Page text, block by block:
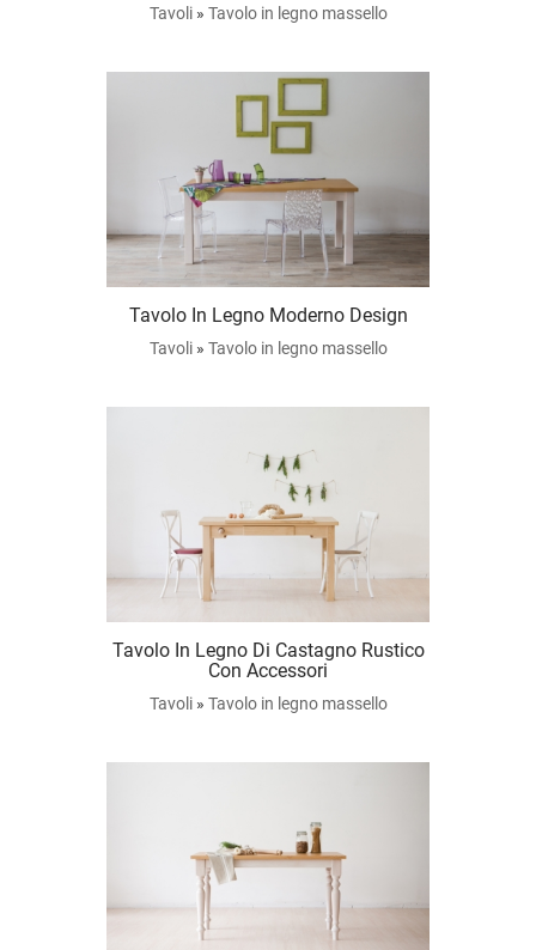
Tavoli» Tavolo in legno massello
Tavolo In Legno Moderno Design
Tavoli» Tavolo in legno massello
Tavolo In Legno Di Castagno Rustico
Con Accessori
Tavoli» Tavolo in legno massello